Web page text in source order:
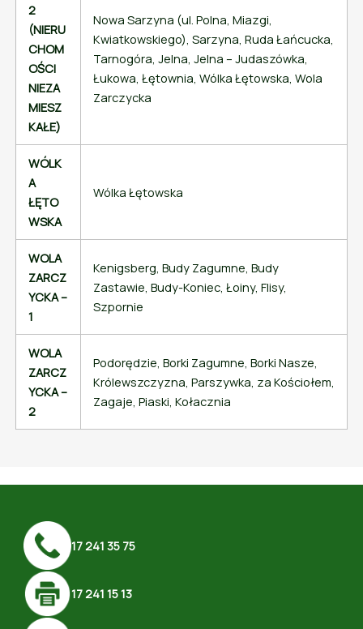
2
(NIERU
CHOM
OŚCI
NIEZA
MIESZ
KAŁE)
Nowa Sarzyna (ul. Polna, Miazgi,
Kwiatkowskiego), Sarzyna, Ruda Łańcucka,
Tarnogóra, Jelna, Jelna – Judaszówka,
Łukowa, Łętownia, Wólka Łętowska, Wola
Zarczycka
WÓLK
A
ŁĘTO
WSKA
Wólka Łętowska
WOLA
ZARCZ
YCKA –
1
Kenigsberg, Budy Zagumne, Budy
Zastawie, Budy-Koniec, Łoiny, Flisy,
Szpornie
WOLA
ZARCZ
YCKA –
2
Podorędzie, Borki Zagumne, Borki Nasze,
Królewszczyzna, Parszywka, za Kościołem,
Zagaje, Piaski, Kołacznia
17 241 35 75
17 241 15 13